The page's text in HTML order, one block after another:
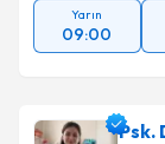
Yarın
09:00
Psk.